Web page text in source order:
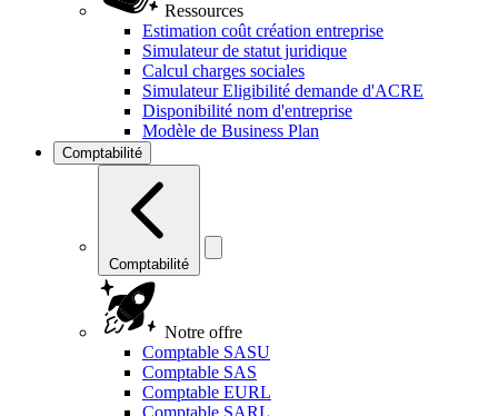
Ressources
Estimation coût création entreprise
Simulateur de statut juridique
Calcul charges sociales
Simulateur Eligibilité demande d'ACRE
Disponibilité nom d'entreprise
Modèle de Business Plan
Comptabilité
Comptabilité
Notre offre
Comptable SASU
Comptable SAS
Comptable EURL
Comptable SARL